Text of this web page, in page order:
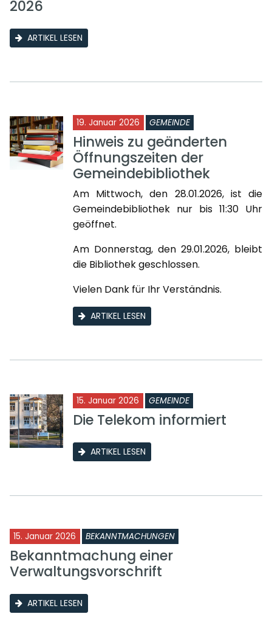
2026
ARTIKEL LESEN
19. Januar 2026 GEMEINDE
Hinweis zu geänderten
Öffnungszeiten der
Gemeindebibliothek
Am Mittwoch, den 28.01.2026, ist die
Gemeindebibliothek nur bis 11:30 Uhr
geöffnet.
Am Donnerstag, den 29.01.2026, bleibt
die Bibliothek geschlossen.
Vielen Dank für Ihr Verständnis.
ARTIKEL LESEN
15. Januar 2026 GEMEINDE
Die Telekom informiert
ARTIKEL LESEN
15. Januar 2026 BEKANNTMACHUNGEN
Bekanntmachung einer
Verwaltungsvorschrift
ARTIKEL LESEN